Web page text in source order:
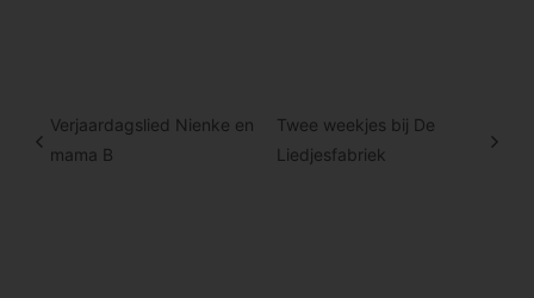
Verjaardagslied Nienke en
mama B
Twee weekjes bij De
Liedjesfabriek